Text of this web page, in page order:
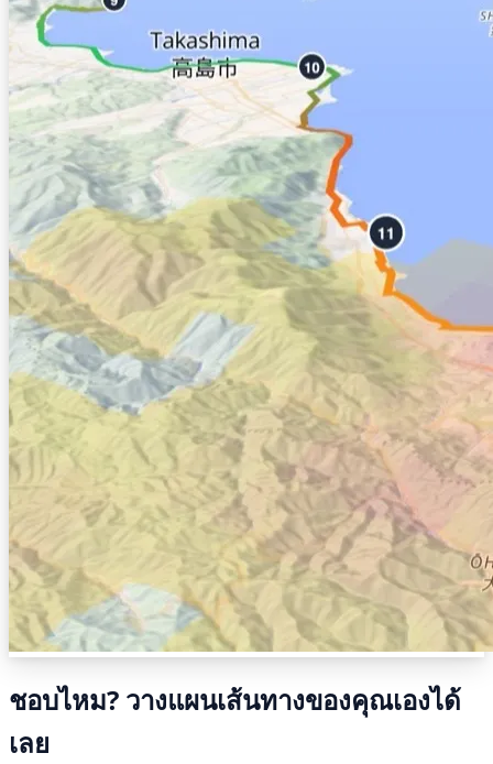
ชอบไหม? วางแผนเส้นทางของคุณเองได้
เลย